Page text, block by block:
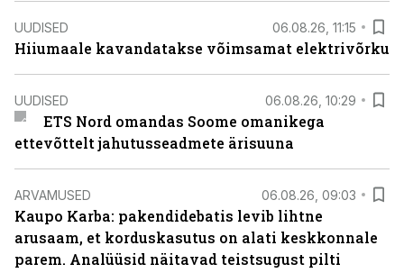
UUDISED 06.08.26, 11:15
Hiiumaale kavandatakse võimsamat elektrivõrku
UUDISED 06.08.26, 10:29
ETS Nord omandas Soome omanikega
ettevõttelt jahutusseadmete ärisuuna
ARVAMUSED 06.08.26, 09:03
Kaupo Karba: pakendidebatis levib lihtne
arusaam, et korduskasutus on alati keskkonnale
parem. Analüüsid näitavad teistsugust pilti